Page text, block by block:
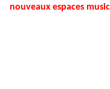
nouveaux espaces